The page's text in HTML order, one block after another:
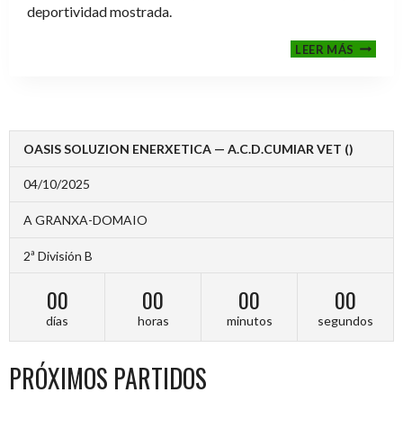
deportividad mostrada.
LEER MÁS
2024-
OASIS SOLUZION ENERXETICA — A.C.D.CUMIAR VET ()
04/10/2025
A GRANXA-DOMAIO
2ª División B
00
días
00
horas
00
minutos
00
segundos
PRÓXIMOS PARTIDOS